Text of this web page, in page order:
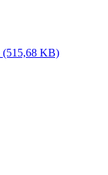
(515,68 KB)